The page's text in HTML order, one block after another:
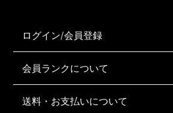
ログイン/会員登録
会員ランクについて
送料・お支払いについて